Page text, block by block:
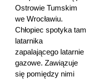
Ostrowie Tumskim
we Wrocławiu.
Chłopiec spotyka tam
latarnika
zapalającego latarnie
gazowe. Zawiązuje
się pomiędzy nimi